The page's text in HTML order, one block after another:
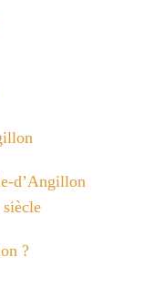
d’Angillon
?